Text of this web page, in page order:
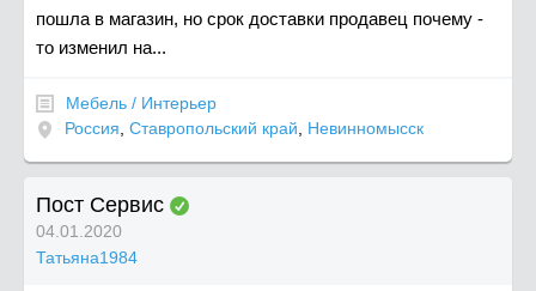
пошла в магазин, но срок доставки продавец почему -
то изменил на...
Мебель / Интерьер
Россия, Ставропольский край, Невинномысск
Пост Сервис
04.01.2020
Татьяна1984